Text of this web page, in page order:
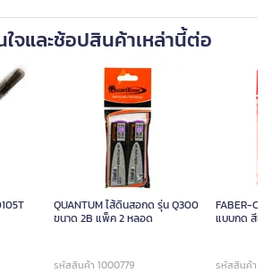
จและช้อปสินค้าเหล่านี้ต่อ
QUANTUM ไส้ดินสอกด รุ่น Q300
ขนาด 2B แพ็ค 2 หลอด
รหัสสินค้า 1000779
FABER-
แบบกด สีน้ำ
รหัสสินค้า